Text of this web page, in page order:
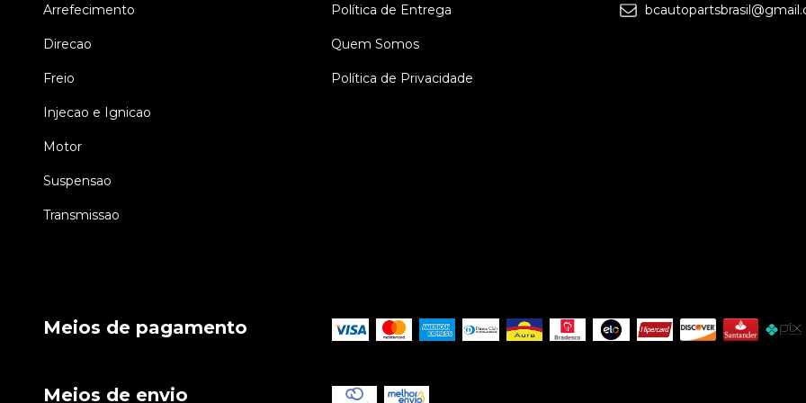
Arrefecimento
Direcao
Freio
Injecao e Ignicao
Motor
Suspensao
Transmissao
Política de Entrega
Quem Somos
Política de Privacidade
Meios de pagamento
Meios de envio